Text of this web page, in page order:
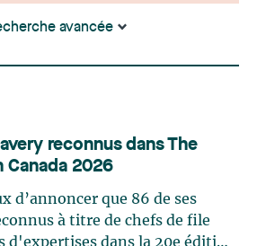
avancée
reconnus dans The
Canada 2026
d’annoncer que 86 de ses
à titre de chefs de file
d'expertises dans la 20e édition